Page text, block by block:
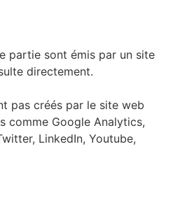
partie sont émis par un site
directement.
pas créés par le site web
comme Google Analytics,
LinkedIn, Youtube,